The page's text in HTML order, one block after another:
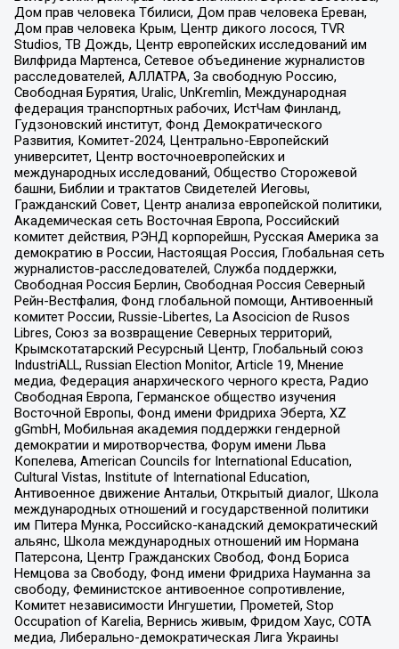
Дом прав человека Тбилиси, Дом прав человека Ереван,
Дом прав человека Крым, Центр дикого лосося, TVR
Studios, ТВ Дождь, Центр европейских исследований им
Вилфрида Мартенса, Сетевое объединение журналистов
расследователей, АЛЛАТРА, За свободную Россию,
Свободная Бурятия, Uralic, UnKremlin, Международная
федерация транспортных рабочих, ИстЧам Финланд,
Гудзоновский институт, Фонд Демократического
Развития, Комитет-2024, Центрально-Европейский
университет, Центр восточноевропейских и
международных исследований, Общество Сторожевой
башни, Библии и трактатов Свидетелей Иеговы,
Гражданский Совет, Центр анализа европейской политики,
Академическая сеть Восточная Европа, Российский
комитет действия, РЭНД корпорейшн, Русская Америка за
демократию в России, Настоящая Россия, Глобальная сеть
журналистов-расследователей, Служба поддержки,
Свободная Россия Берлин, Свободная Россия Северный
Рейн-Вестфалия, Фонд глобальной помощи, Антивоенный
комитет России, Russie-Libertes, La Asocicion de Rusos
Libres, Союз за возвращение Северных территорий,
Крымскотатарский Ресурсный Центр, Глобальный союз
IndustriALL, Russian Election Monitor, Article 19, Мнение
медиа, Федерация анархического черного креста, Радио
Свободная Европа, Германское общество изучения
Восточной Европы, Фонд имени Фридриха Эберта, XZ
gGmbH, Мобильная академия поддержки гендерной
демократии и миротворчества, Форум имени Льва
Копелева, American Councils for International Education,
Cultural Vistas, Institute of International Education,
Антивоенное движение Антальи, Открытый диалог, Школа
международных отношений и государственной политики
им Питера Мунка, Российско-канадский демократический
альянс, Школа международных отношений им Нормана
Патерсона, Центр Гражданских Свобод, Фонд Бориса
Немцова за Свободу, Фонд имени Фридриха Науманна за
свободу, Феминистское антивоенное сопротивление,
Комитет независимости Ингушетии, Прометей, Stop
Occupation of Karelia, Вернись живым, Фридом Хаус, СОТА
медиа, Либерально-демократическая Лига Украины